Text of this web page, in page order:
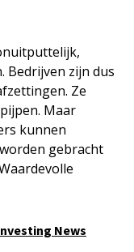
Bedrijven zijn dus
Ze
Maar
kunnen
gebracht
News